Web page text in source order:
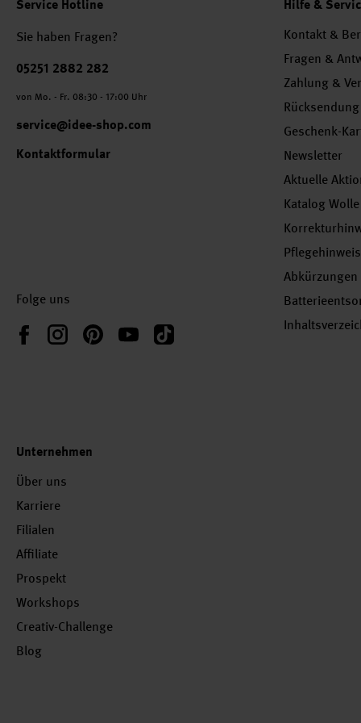
Service Hotline
Sie haben Fragen?
Telefonnummer
05251 2882 282
von Mo. - Fr. 08:30 - 17:00 Uhr
service@idee-shop.com
Kontaktformular
Folge uns
FacebookInstagramPinterestYouTubeTikTok
Hilfe &
Kontakt &
Fragen &
Zahlung &
Rücksendung
Geschenk-
Newsletter
Aktuelle
Katalog
Abkürzungen
Unternehmen
Über uns
Karriere
Filialen
Affiliate
Prospekt
Workshops
Creativ-Challenge
Blog